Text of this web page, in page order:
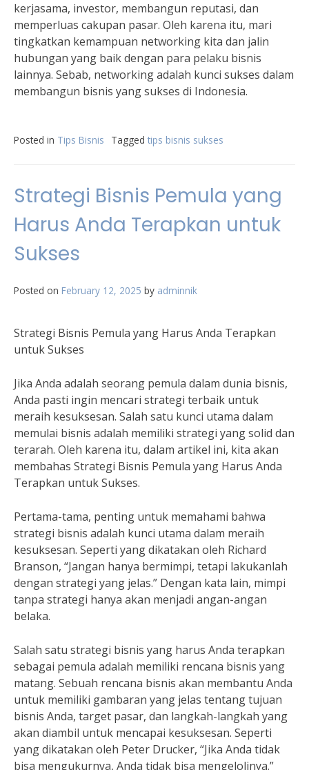
kerjasama, investor, membangun reputasi, dan
memperluas cakupan pasar. Oleh karena itu, mari
tingkatkan kemampuan networking kita dan jalin
hubungan yang baik dengan para pelaku bisnis
lainnya. Sebab, networking adalah kunci sukses dalam
membangun bisnis yang sukses di Indonesia.
Posted in Tips Bisnis Tagged tips bisnis sukses
Strategi Bisnis Pemula yang
Harus Anda Terapkan untuk
Sukses
Posted on February 12, 2025 by adminnik
Strategi Bisnis Pemula yang Harus Anda Terapkan
untuk Sukses
Jika Anda adalah seorang pemula dalam dunia bisnis,
Anda pasti ingin mencari strategi terbaik untuk
meraih kesuksesan. Salah satu kunci utama dalam
memulai bisnis adalah memiliki strategi yang solid dan
terarah. Oleh karena itu, dalam artikel ini, kita akan
membahas Strategi Bisnis Pemula yang Harus Anda
Terapkan untuk Sukses.
Pertama-tama, penting untuk memahami bahwa
strategi bisnis adalah kunci utama dalam meraih
kesuksesan. Seperti yang dikatakan oleh Richard
Branson, “Jangan hanya bermimpi, tetapi lakukanlah
dengan strategi yang jelas.” Dengan kata lain, mimpi
tanpa strategi hanya akan menjadi angan-angan
belaka.
Salah satu strategi bisnis yang harus Anda terapkan
sebagai pemula adalah memiliki rencana bisnis yang
matang. Sebuah rencana bisnis akan membantu Anda
untuk memiliki gambaran yang jelas tentang tujuan
bisnis Anda, target pasar, dan langkah-langkah yang
akan diambil untuk mencapai kesuksesan. Seperti
yang dikatakan oleh Peter Drucker, “Jika Anda tidak
bisa mengukurnya, Anda tidak bisa mengelolinya.”